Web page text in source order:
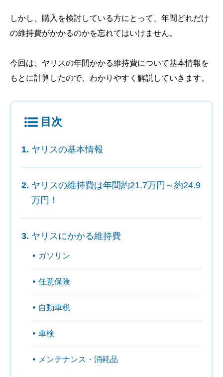
しかし、購入を検討している方にとって、年間どれだけ
の維持費がかかるのかを忘れてはいけません。
今回は、ヤリスの年間かかる維持費について基本情報を
もとに計算したので、わかりやすく解説していきます。
目次
ヤリスの基本情報
ヤリスの維持費は年間約21.7万円～約24.9
万円！
ヤリスにかかる維持費
ガソリン
任意保険
自動車税
車検
メンテナンス・消耗品